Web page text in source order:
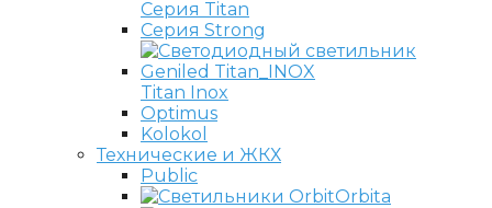
Серия Titan
Серия Strong
Titan Inox
Optimus
Kolokol
Технические и ЖКХ
Public
Orbita